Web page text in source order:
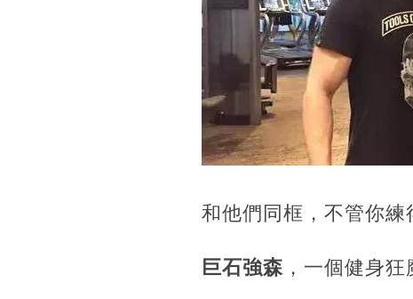
和他們同框，不管你練
巨石強森 ，一個健身